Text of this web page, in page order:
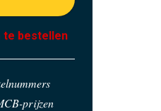
te bestellen
prijzen